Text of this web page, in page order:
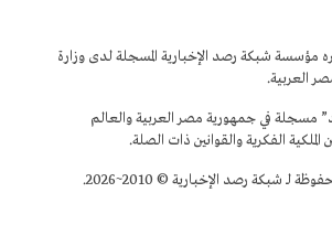
مؤسسة شبكة رصد الإخبارية المسجلة لدى وزارة
العربية.
مسجلة في جمهورية مصر العربية والعالم
الفكرية والقوانين ذات الصلة.
شبكة رصد الإخبارية © 2010~2026.